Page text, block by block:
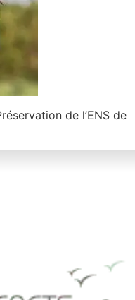
de l’ENS de